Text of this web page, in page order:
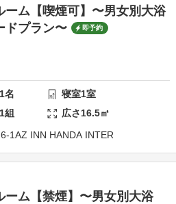
ーム【喫煙可】〜男女別大浴
ドプラン〜
即予約
1名 寝室1室
1組 広さ16.5㎡
1AZ INN HANDA INTER
ーム【禁煙】〜男女別大浴